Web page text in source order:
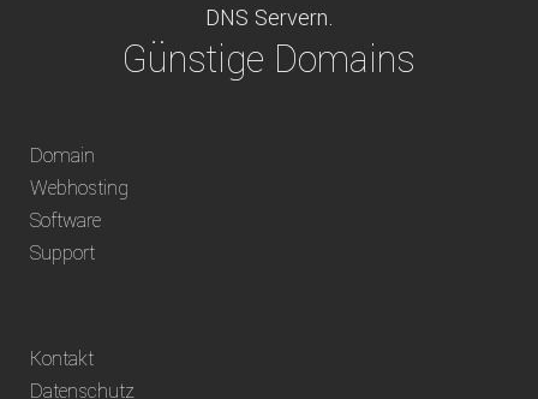
DNS Servern.
Günstige Domains
weltweit verfügbare Domains inklusive
Vorkasse oder über ein andere verfügbare
Domain
Webhosting
Software
Support
Kontakt
Datenschutz